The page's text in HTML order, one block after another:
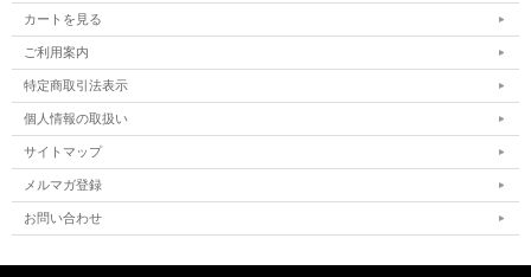
カートを見る
ご利用案内
特定商取引法表示
個人情報の取扱い
サイトマップ
メルマガ登録
お問い合わせ